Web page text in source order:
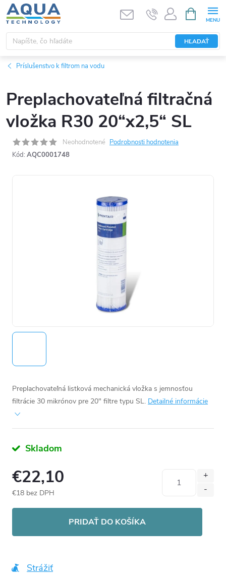
Prejsť
na
obsah
HĽADAŤ
KOŠÍK
Príslušenstvo k filtrom na vodu
Preplachovateľná filtračná
vložka R30 20“x2,5“ SL
Neohodnotené Podrobnosti hodnotenia
Kód: AQC0001748
Preplachovateľná listková mechanická vložka s jemnosťou
filtrácie 30 mikrónov pre 20" filtre typu SL. Detailné informácie
Skladom
€22,10
€18 bez DPH
PRIDAŤ DO KOŠÍKA
Strážiť